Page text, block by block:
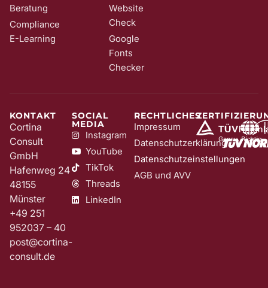
Beratung
Compliance
E-Learning
Website
Check
Google
Fonts
Checker
KONTAKT
Cortina
Consult
GmbH
Hafenweg 24
48155
Münster
+49 251
952037 – 40
post@cortina-
consult.de
SOCIAL
MEDIA
Instagram
YouTube
TikTok
Threads
LinkedIn
RECHTLICHES
Impressum
Datenschutzerklärung
Datenschutzeinstellungen
AGB und AVV